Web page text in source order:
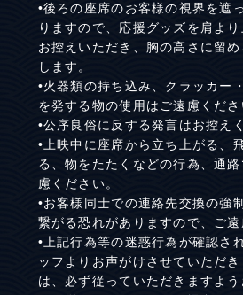
•後ろの座席のお客様の視界を遮
りますので、応援グッズを肩よ
お控えいただき、胸の高さに留
します。
•火器類の持ち込み、クラッカー
を発する物の使用はご遠慮くださ
•公序良俗に反する発言はお控え
•上映中に座席から立ち上がる、
る、物をたたくなどの行為、通
慮ください。
•お客様同士での連絡先交換の強
繋がる恐れがありますので、ご遠
•上記行為等の迷惑行為が確認さ
ッフよりお声がけさせていただ
は、必ず従っていただきますよう